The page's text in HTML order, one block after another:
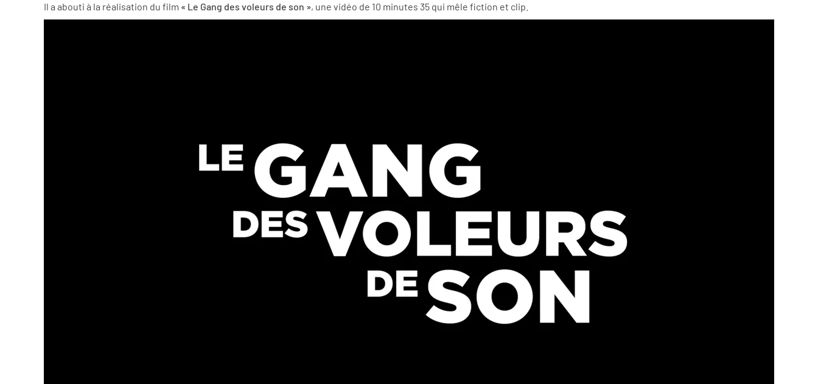
Il a abouti à la réalisation du film « Le Gang des voleurs de son », une vidéo de 10 minutes 35 qui mêle fiction et clip.